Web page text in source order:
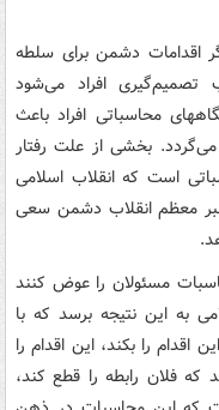
اقدامات دشمن برای سلطه
تصمیم‌گیری افراد می‌شود
محاسباتی افراد باعث
بخشی از علت رفتار
است که انقلاب اسلامی
معظم انقلاب دشمن سعی
مسئولان را عوض کنند
به این نتیجه برسد که با
را بکند، این اقدام را
که فلان رابطه را قطع کند،